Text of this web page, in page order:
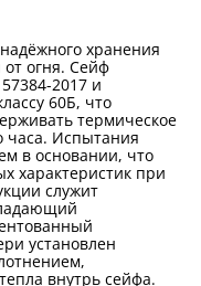
хранения
огня. Сейф
2017 и
60Б, что
термическое
часа. Испытания
в основании, что
характеристик при
служит
установлен
внутрь сейфа.